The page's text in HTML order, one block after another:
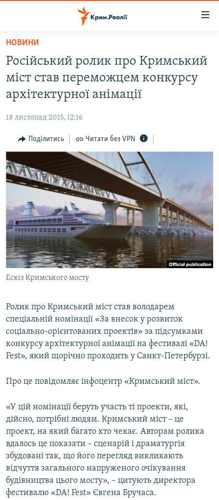
Перейти
основного
матеріалу
Перейти
до
основної
Перейти
до
пошуку
ВІДЕО ТА ФОТО
БЛОГИ
ПОГЛЯД
ІНТЕРВ'Ю
ВСЕ ЗА ДЕНЬ
СПЕЦПРОЕКТИ
ДЕПОРТАЦІЯ
ВІДЕОУРОКИ «ELIFBE»
СВІДЧЕННЯ ОКУПАЦІЇ
УКРАЇНСЬКА ПРОБЛЕМА КРИМУ
ІНФОГРАФІКА
ЯК ОБІЙТИ БЛОКУВАННЯ
Русский
Qırımtatar
ДОЛУЧАЙСЯ!
Усі сайти RFE/RL
НОВИНИ
Російський ролик про Кримський
міст став переможцем конкурсу
архітектурної анімації
18 листопад 2015, 12:16
Поділитись Читати без VPN
Ескіз Кримського мосту
Ролик про Кримський міст став володарем
спеціальній номінації «За внесок у розвиток
соціально-орієнтованих проектів» за підсумками
конкурсу архітектурної анімації на фестивалі «DA!
Fest», який щорічно проходить у Санкт-Петербурзі.
Про це повідомляє інфоцентр «Кримський міст».
«У цій номінації беруть участь ті проекти, які,
дійсно, потрібні людям. Кримський міст – це
проект, на який багато хто чекає. Авторам ролика
вдалось це показати – сценарій і драматургія
збудовані так, що його перегляд викликають
відчуття загального напруженого очікування
будівництва цього мосту», – цитують директора
фестивалю «DA! Fest» Євгена Бручаса.